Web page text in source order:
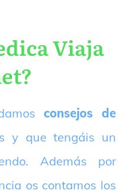
Viaja
consejos de
y que tengáis un
Además por
os contamos los